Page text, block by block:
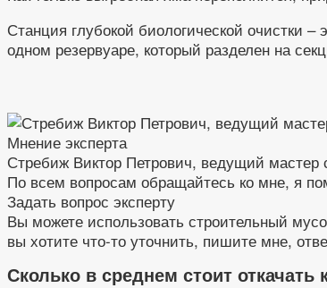
Станция глубокой биологической очистки
одном резервуаре, который разделен на
Мнение эксперта
Стребиж Виктор Петрович, ведущий мастер
По всем вопросам обращайтесь ко мне, я
Задать вопрос эксперту
Вы можете использовать строительный
вы хотите что-то уточнить, пишите мне,
Сколько в среднем стоит